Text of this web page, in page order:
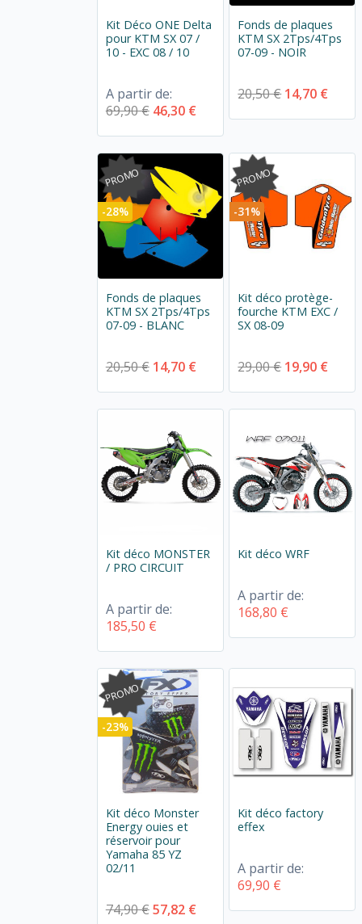
Kit Déco ONE Delta
pour KTM SX 07 /
10 - EXC 08 / 10
A partir de:
69,90 € 46,30 €
Fonds de plaques
KTM SX 2Tps/4Tps
07-09 - NOIR
20,50 € 14,70 €
PROMO
-28%
Fonds de plaques
KTM SX 2Tps/4Tps
07-09 - BLANC
20,50 € 14,70 €
PROMO
-31%
Kit déco protège-
fourche KTM EXC /
SX 08-09
29,00 € 19,90 €
Kit déco MONSTER
/ PRO CIRCUIT
A partir de:
185,50 €
Kit déco WRF
A partir de:
168,80 €
PROMO
-23%
Kit déco Monster
Energy ouies et
réservoir pour
Yamaha 85 YZ
02/11
74,90 €57,82 €
Kit déco factory
effex
A partir de:
69,90 €